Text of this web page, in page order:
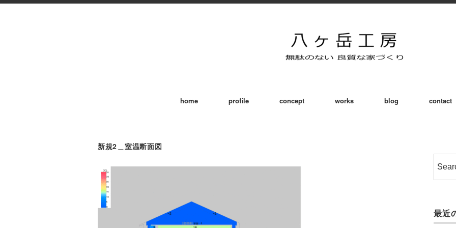
home profile concept works blog contact
新規2＿室温断面図
最近